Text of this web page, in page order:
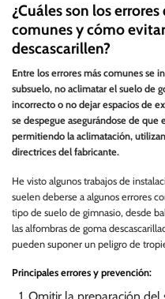
¿Cuáles son los
comunes y cómo
descascarillen?
Entre los errores más comunes se
subsuelo, no aclimatar el suelo de
incorrecto o no dejar espacios de
se despegue asegurándose de
permitiendo la aclimatación,
directrices del fabricante.
He visto algunos trabajos de
suelen deberse a algunos errores
tipo de suelo de gimnasio, desde
las alfombras de goma
pueden suponer un peligro de
Principales errores y prevención: